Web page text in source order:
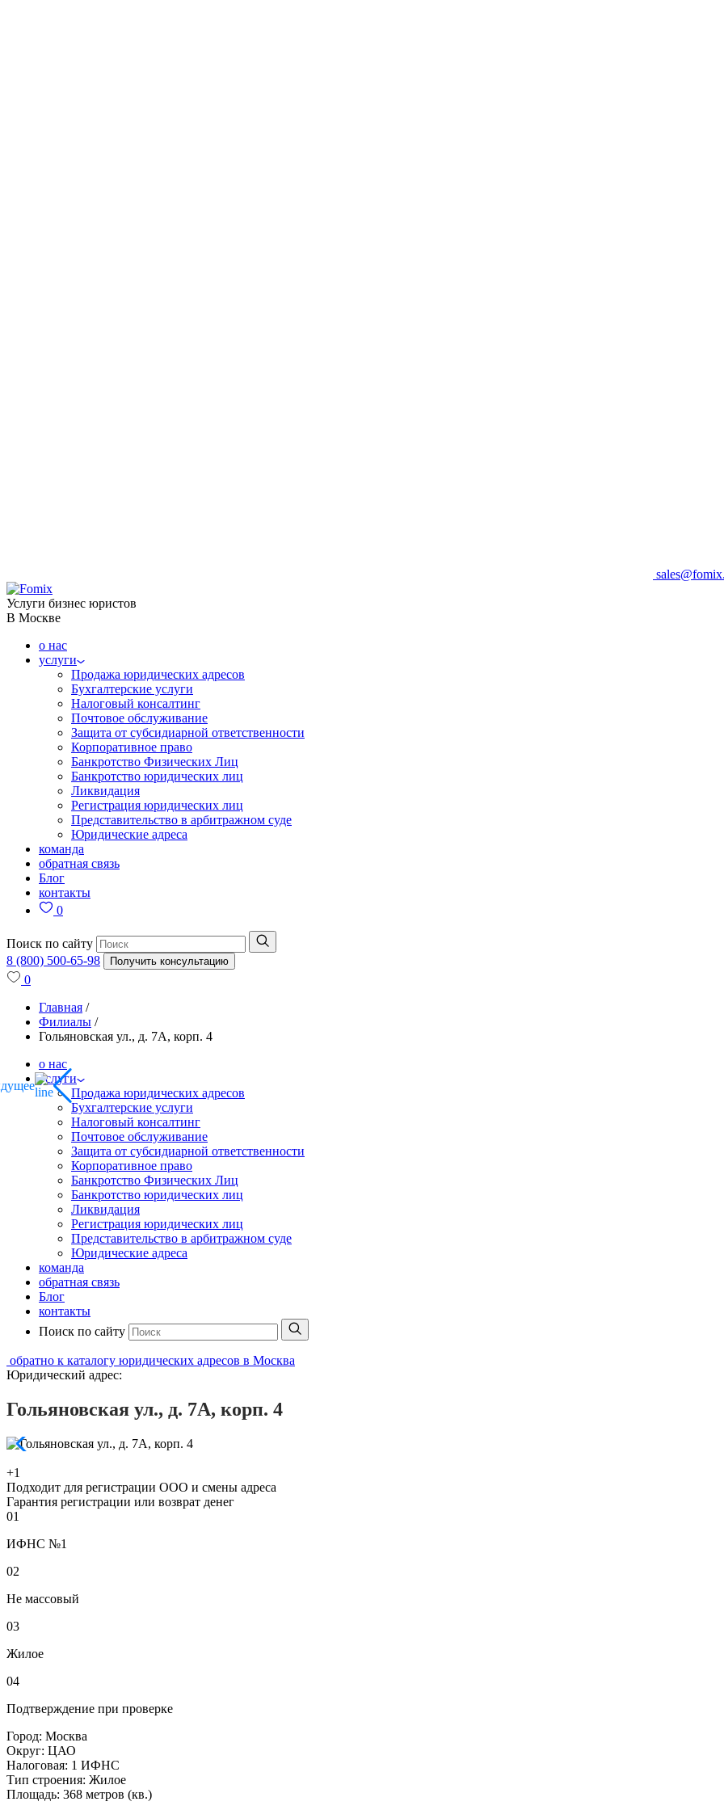
Услуги бизнес юристов
В Москве
о нас
услуги
Продажа юридических адресов
Бухгалтерские услуги
Налоговый консалтинг
Почтовое обслуживание
Защита от субсидиарной ответственности
Корпоративное право
Банкротство Физических Лиц
Банкротство юридических лиц
Ликвидация
Регистрация юридических лиц
Представительство в арбитражном суде
Юридические адреса
команда
обратная связь
Блог
контакты
0
Поиск по сайту
8 (800) 500-65-98
Получить консультацию
0
Главная /
Филиалы /
Гольяновская ул., д. 7А, корп. 4
о нас
услуги
Продажа юридических адресов
Бухгалтерские услуги
Налоговый консалтинг
Почтовое обслуживание
Защита от субсидиарной ответственности
Корпоративное право
Банкротство Физических Лиц
Банкротство юридических лиц
Ликвидация
Регистрация юридических лиц
Представительство в арбитражном суде
Юридические адреса
команда
обратная связь
Блог
контакты
Поиск по сайту
обратно к каталогу юридических адресов в Москва
Юридический адрес:
Гольяновская ул., д. 7А, корп. 4
+1
Подходит для регистрации ООО и смены адреса
Гарантия регистрации или возврат денег
01
ИФНС №1
02
Не массовый
03
Жилое
04
Подтверждение при проверке
Город: Москва
Округ: ЦАО
Налоговая: 1 ИФНС
Тип строения: Жилое
Площадь: 368 метров (кв.)